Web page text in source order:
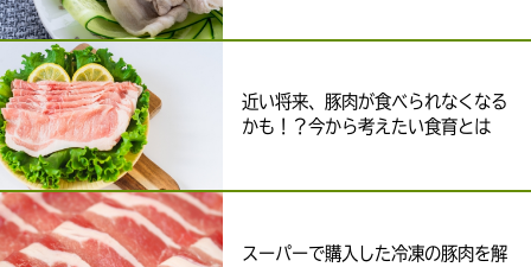
近い将来、豚肉が食べられなくなる
かも！？今から考えたい食育とは
スーパーで購入した冷凍の豚肉を解